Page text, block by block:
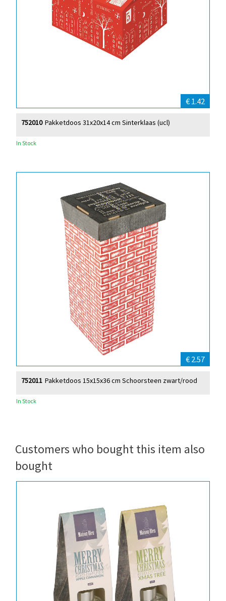
€ 1.42
Pakketdoos 31x20x14 cm Sinterklaas (ucl)
752010
In Stock
€ 2.57
Pakketdoos 15x15x36 cm Schoorsteen zwart/rood
752011
In Stock
Customers who bought this item also
bought